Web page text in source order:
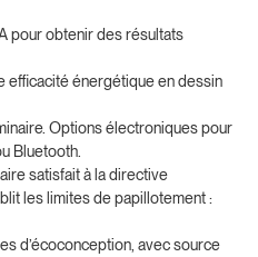
pour obtenir des résultats
efficacité énergétique en dessin
Options électroniques pour
Bluetooth.
satisfait à la directive
les limites de papillotement :
d’écoconception, avec source